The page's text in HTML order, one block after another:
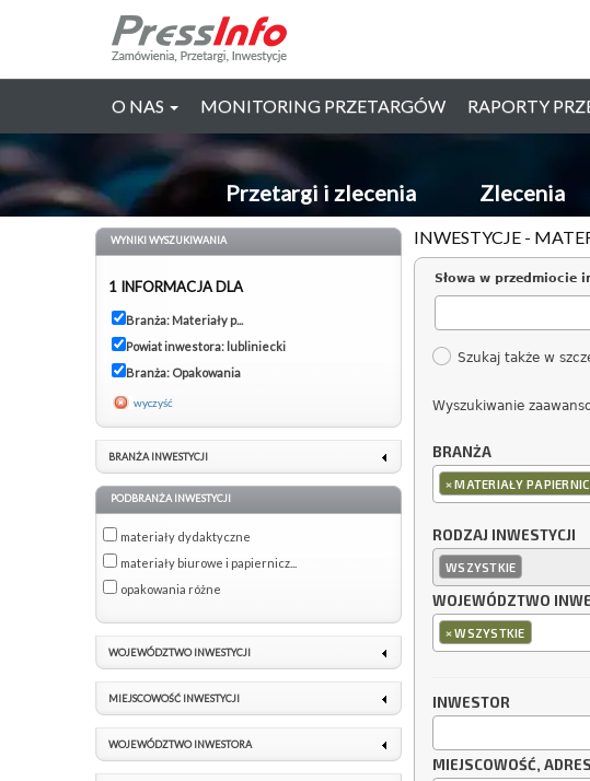
O NAS MONITORING PRZETARGÓW RAPORTY
Przetargi i zlecenia Zlecenia
INWESTYCJE -
Słowa w przedmiocie
Szukaj także w
Wyszukiwanie
BRANŻA
×MATERIAŁY
RODZAJ INWESTYCJI
WSZYSTKIE
WOJEWÓDZTWO
×WSZYSTKIE
INWESTOR
MIEJSCOWOŚĆ,
WYNIKI WYSZUKIWANIA
1 INFORMACJA DLA
Branża: Materiały p...
Powiat inwestora: lubliniecki
Branża: Opakowania
wyczyść
BRANŻA INWESTYCJI
PODBRANŻA INWESTYCJI
materiały dydaktyczne
materiały biurowe i papiernicz...
opakowania różne
WOJEWÓDZTWO INWESTYCJI
MIEJSCOWOŚĆ INWESTYCJI
WOJEWÓDZTWO INWESTORA